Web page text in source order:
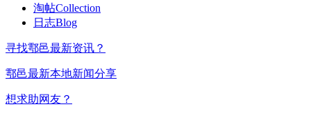
淘帖Collection
日志Blog
寻找鄠邑最新资讯？
鄠邑最新本地新闻分享
想求助网友？